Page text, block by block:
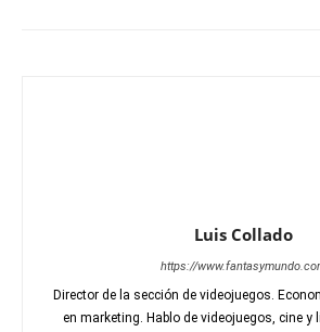
Luis Collado
https://
Director de la sección de videojuegos.
en marketing. Hablo de videojuegos, cine y